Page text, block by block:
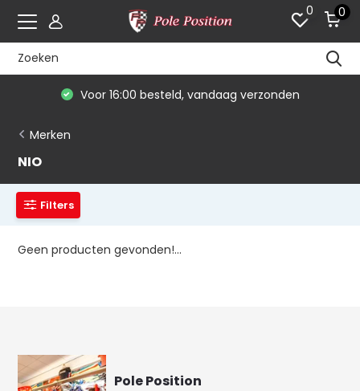
0 0
Voor 16:00 besteld, vandaag verzonden
Merken
NIO
Filters
Geen producten gevonden!...
Pole Position